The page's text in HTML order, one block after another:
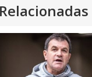
Relacionadas